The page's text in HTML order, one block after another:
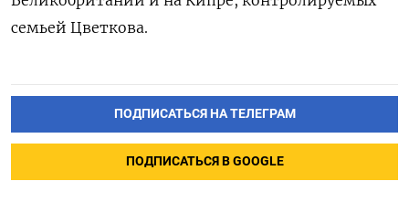
семьей Цветкова.
ПОДПИСАТЬСЯ НА ТЕЛЕГРАМ
ПОДПИСАТЬСЯ В GOOGLE